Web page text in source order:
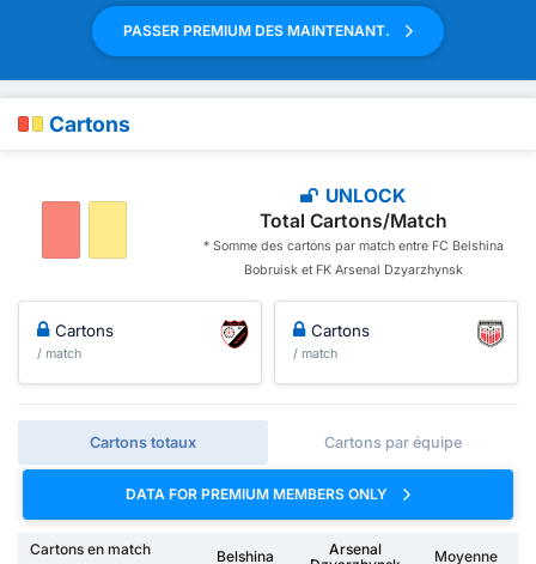
PASSER PREMIUM DES MAINTENANT.
Cartons
UNLOCK
Total Cartons/Match
* Somme des cartons par match entre FC Belshina
Bobruisk et FK Arsenal Dzyarzhynsk
Cartons
/ match
Cartons
/ match
Cartons totaux Cartons par équipe
DATA FOR PREMIUM MEMBERS ONLY
Cartons en match Belshina
Arsenal
Moyenne